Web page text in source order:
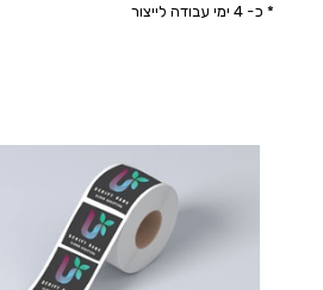
* כ- 4 ימי עבודה לייצור